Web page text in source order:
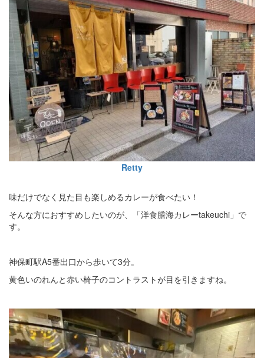
Retty
味だけでなく見た目も楽しめるカレーが食べたい！
そんな方におすすめしたいのが、「洋食膳海カレーtakeuchi」で
す。
神保町駅A5番出口から歩いて3分。
黄色いのれんと赤い椅子のコントラストが目を引きますね。